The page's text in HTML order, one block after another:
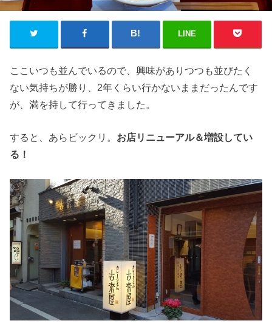
LINE
ここいつも並んでいるので、興味がありつつも並びたく
ない気持ちが勝り、2年くらい行かないままだったんです
が、満を持して行ってきました。
すると、あらビックリ。 お店リニューアル＆増設してい
る！